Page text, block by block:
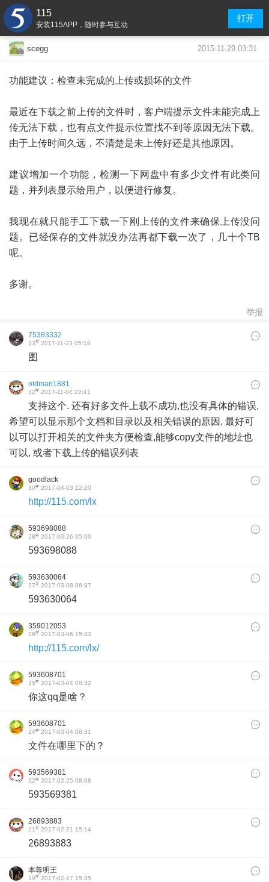
115
安装115APP，随时参与互动
打开
scegg 2015-11-29 03:31
功能建议：检查未完成的上传或损坏的文件
最近在下载之前上传的文件时，客户端提示文件未能完成上
传无法下载，也有点文件提示位置找不到等原因无法下载。
由于上传时间久远，不清楚是未上传好还是其他原因。
建议增加一个功能，检测一下网盘中有多少文件有此类问
题，并列表显示给用户，以便进行修复。
我现在就只能手工下载一下刚上传的文件来确保上传没问
题。已经保存的文件就没办法再都下载一次了，几十个TB
呢。
多谢。
举报
75383332
33# 2017-11-23 05:18
图
oldman1881
32# 2017-11-04 22:41
支持这个. 还有好多文件上载不成功,也没有具体的错误,
希望可以显示那个文档和目录以及相关错误的原因, 最好可
以可以打开相关的文件夹方便检查,能够copy文件的地址也
可以, 或者下载上传的错误列表
goodlack
30# 2017-04-03 12:20
http://115.com/lx
593698088
28# 2017-03-26 05:00
593698088
593630064
27# 2017-03-08 06:37
593630064
359012053
26# 2017-03-06 15:43
http://115.com/lx/
593608701
25# 2017-03-04 08:32
你这qq是啥？
593608701
24# 2017-03-04 08:31
文件在哪里下的？
593569381
22# 2017-02-25 08:08
593569381
26893883
21# 2017-02-21 15:14
26893883
本尊明王
19# 2017-02-17 15:35